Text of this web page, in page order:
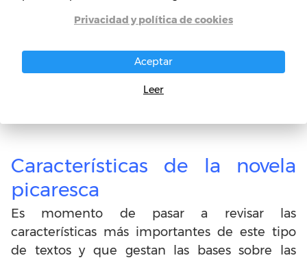
En cuanto al desarrollo de este tipo de textos,
sencillo y concreto que facilita la comprensión
con extravagancias o un lenguaje complejo en
Características de la novela
picaresca
Es momento de pasar a revisar las
características más importantes de este tipo
de textos y que gestan las bases sobre las
Privacidad y política de cookies
Aceptar
Leer